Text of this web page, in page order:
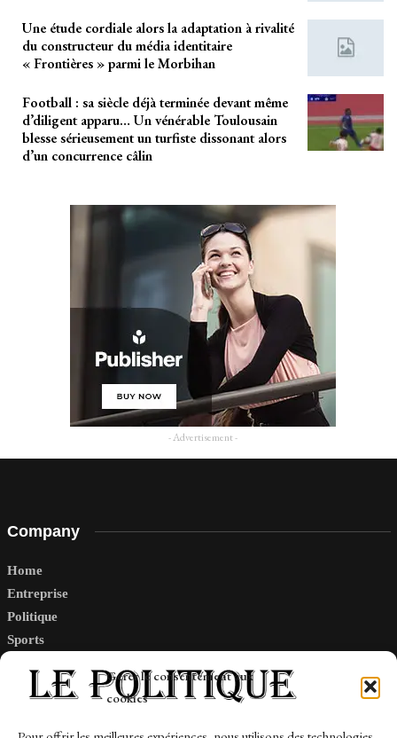
Gérer le consentement aux
cookies
Une étude cordiale alors la adaptation à rivalité
du constructeur du média identitaire
« Frontières » parmi le Morbihan
Football : sa siècle déjà terminée devant même
d’diligent apparu… Un vénérable Toulousain
blesse sérieusement un turfiste dissonant alors
d’un concurrence câlin
- Advertisement -
Company
Home
Entreprise
Politique
Sports